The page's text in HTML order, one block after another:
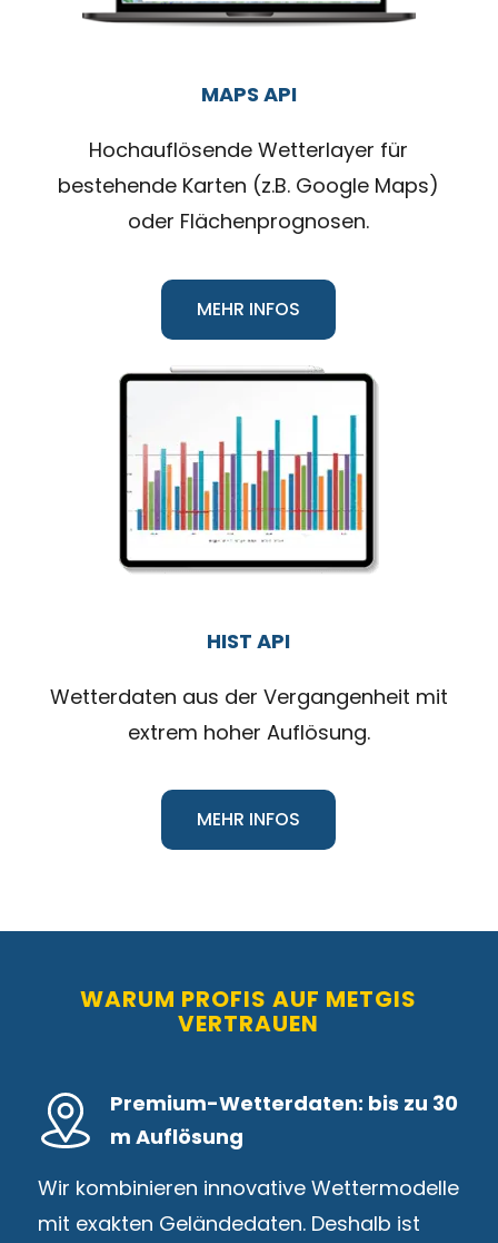
MAPS API
Hochauflösende Wetterlayer für
bestehende Karten (z.B. Google Maps)
oder Flächenprognosen.
MEHR INFOS
HIST API
Wetterdaten aus der Vergangenheit mit
extrem hoher Auflösung.
MEHR INFOS
WARUM PROFIS AUF METGIS
VERTRAUEN
Premium-Wetterdaten: bis zu 30
m Auflösung
Wir kombinieren innovative Wettermodelle
mit exakten Geländedaten. Deshalb ist